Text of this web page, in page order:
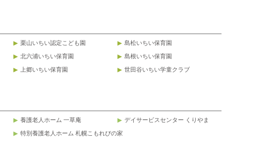
栗山いちい認定こども園
島松いちい保育園
北六浦いちい保育園
島根いちい保育園
上郷いちい保育園 世田谷いちい学童クラブ
養護老人ホーム 一草庵
デイサービスセンター くりやま
特別養護老人ホーム 札幌こもれびの家